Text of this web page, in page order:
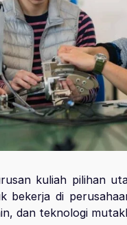
kuliah pilihan
bekerja di
dan teknologi